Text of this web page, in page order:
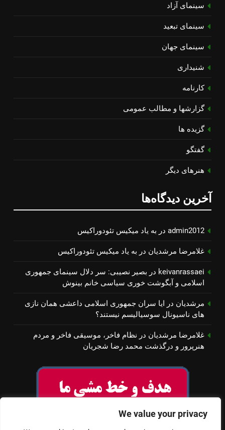
We value your privacy
سینمای آزاد
سینمای تبعید
سینمای جهان
شنیداری
کارنامه
گزارشها و مطالب عمومی
گزیده ها
گفتگو
هنرهای دیگر
آخرین دیدگاه‌ها
admin2012 در به یاد میكیس تئودوراكیس
غلامرضا مرشدیان در به یاد میكیس تئودوراكیس
keivanrassaei در بصیر نصیبی: سر دلال سینمای جمهوری
اسلامی و آبگوشت خوری سیاسی خانم بینوش
مرشدیان در ایا سران جمهوری اسلامی داعشی همان نازی
های ناسیونال سوسیالیسم نیستند؟
غلامرضا مرشدیان در نظام فاخر، موسیقی فاخر و مردم
هنرپرور و درگذشت محمد رضا شجریان